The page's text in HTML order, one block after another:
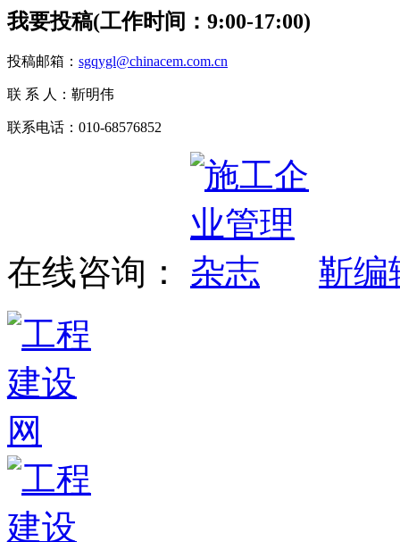
我要投稿(工作时间：9:00-17:00)
投稿邮箱： sgqygl@chinacem.com.cn
联 系 人：靳明伟
联系电话：010-68576852
在线咨询： 靳编